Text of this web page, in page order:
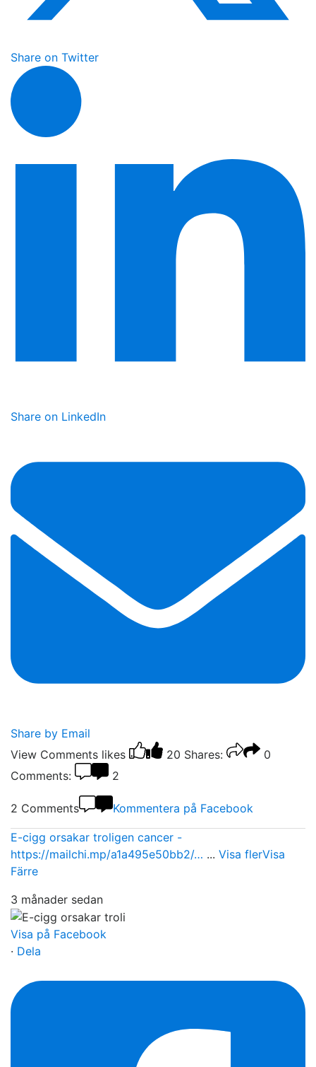
Share on Twitter
Share on LinkedIn
Share by Email
View Comments likes 20 Shares:
0
Comments:
2
2 Comments Kommentera på Facebook
E-cigg orsakar troligen cancer -
https://mailchi.mp/a1a495e50bb2/… ... Visa flerVisa
Färre
3 månader sedan
Visa på Facebook
· Dela